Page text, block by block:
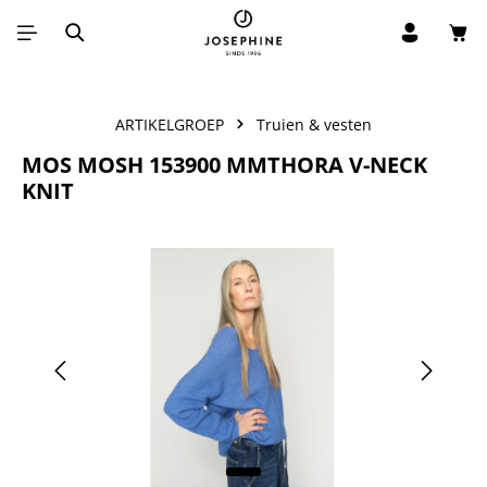
Ga naar de hoofdinhoud
ARTIKELGROEP Truien & vesten
MOS MOSH 153900 MMTHORA V-NECK
KNIT